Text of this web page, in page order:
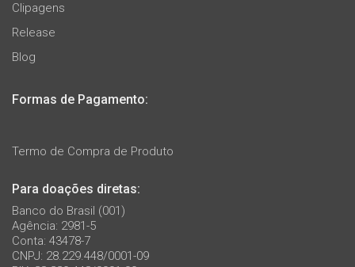
Clipagens
Release
Blog
Formas de Pagamento:
Termo de Compra de Produto
Para doações diretas:
Banco do Brasil (001)
Agência: 2981-5
Conta: 43478-7
CNPJ: 28.229.448/0001-09